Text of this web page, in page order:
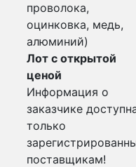
проволока,
оцинковка, медь,
алюминий)
Лот с открытой
ценой
Информация о
заказчике
только
поставщикам!